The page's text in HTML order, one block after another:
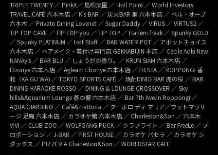
TRIPLE TWENTY ／ PinkX／ 島唄楽園 ／ Holl Point ／ World Investors
TRAVEL CAFÉ 六本木店 ／ K’s BAR ／ 炭火BAR 集 六本木店 ／ ベル・オーブ
六本木 ／ Privato Dining Lovenet ／ Sugar Daddy ／ VIRUS ／ VIRTUS2 ／
TIP TOP CAVE ／ TIP TOP you ／ TIP TOP ／ Harlem freak ／ Spunky GOLD
／ Spunky PLATINUM ／ Hot Staff ／ BAR WATER POT ／ アボットチョイス
六本木店 ／ ヘアメイク・着付け専門店 GEKKABIJIN 本店 ／ Cecile Aoki New
NANAy’s ／ BAR BLU ／ しょうがの香り。／ KRUN SIAM 六本木店 ／
Ebonye 六本木店 ／ Agleam Ebonye 六本木店 ／ FIESTA ／ ROPPONGI 香
和（KA GU WA) ／ TOKYO SPORTS CAFÉ ／ 焼酎DINIG BAR 虎の桜 ／ BAR
DINING KARAOKE ROSSO ／ DINING & LOUNGE CROSSOVER ／ Sky
hills&Aquarium Lounge 蒼の響 六本木店 ／ Bar 7th Ave.in Roppongi ／
AQUA GIARDINO ／ Café&Trattoria ／ ターボロ ディ マリア／フットマッサ
ージ 足庵 六本木店 ／ カラオケ館 六本木店 ／ Charleston&Son ／ 六本木
VIVI ／ CLUB ZOO ／ WOLFGANG PUCK ／ クラブライト ／ Bar FreeLe ／ プ
ロポーション ／ J-BAR ／ FIRST HOUSE ／ カラオケ パセラ ／ カラオケ シ
ダックス ／ PIZZERIA Charleston&Son ／ WORLDSTAR CAFE